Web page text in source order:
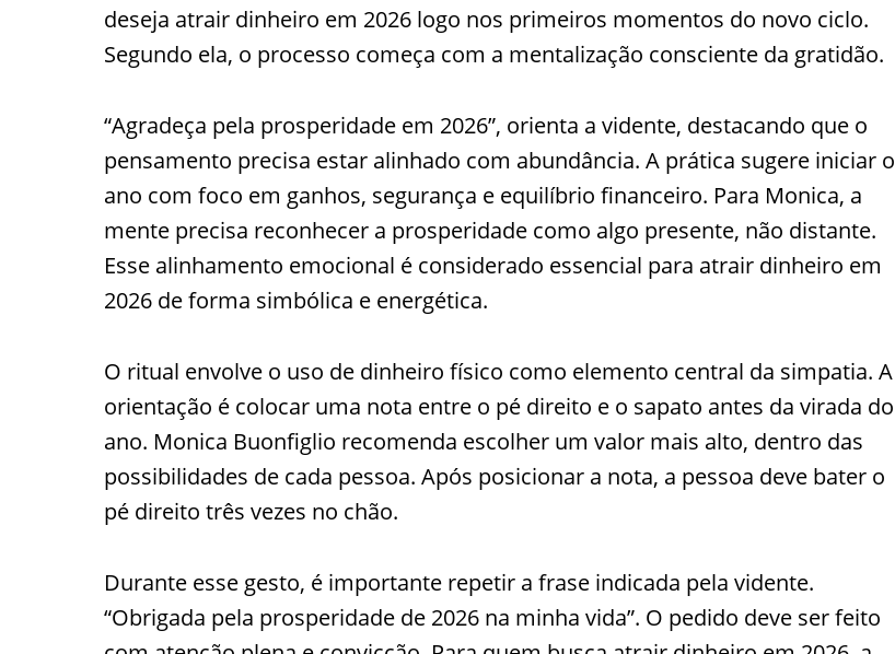
deseja atrair dinheiro em 2026 logo nos primeiros momentos do novo ciclo.
Segundo ela, o processo começa com a mentalização consciente da gratidão.
“Agradeça pela prosperidade em 2026”, orienta a vidente, destacando que o
pensamento precisa estar alinhado com abundância. A prática sugere iniciar o
ano com foco em ganhos, segurança e equilíbrio financeiro. Para Monica, a
mente precisa reconhecer a prosperidade como algo presente, não distante.
Esse alinhamento emocional é considerado essencial para atrair dinheiro em
2026 de forma simbólica e energética.
O ritual envolve o uso de dinheiro físico como elemento central da simpatia. A
orientação é colocar uma nota entre o pé direito e o sapato antes da virada do
ano. Monica Buonfiglio recomenda escolher um valor mais alto, dentro das
possibilidades de cada pessoa. Após posicionar a nota, a pessoa deve bater o
pé direito três vezes no chão.
Durante esse gesto, é importante repetir a frase indicada pela vidente.
“Obrigada pela prosperidade de 2026 na minha vida”. O pedido deve ser feito